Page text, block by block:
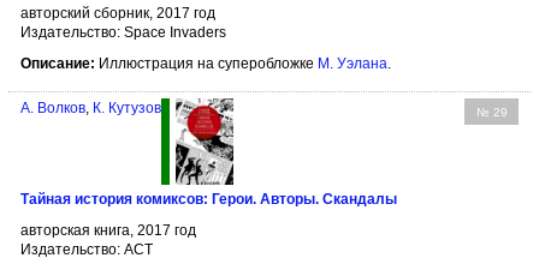
авторский сборник, 2017 год
Издательство: Space Invaders
Описание: Иллюстрация на суперобложке М. Уэлана.
№ 29
А. Волков, К. Кутузов
Тайная история комиксов: Герои. Авторы. Скандалы
авторская книга, 2017 год
Издательство: АСТ